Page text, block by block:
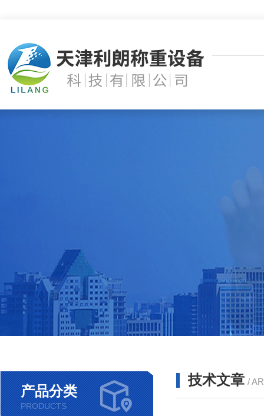
产品分类
PRODUCTS
技术文章 /